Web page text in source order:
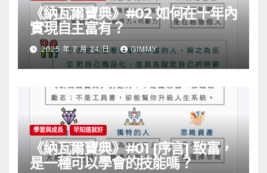
《納瓦爾寶典》#02 如何在十年內
實現自主富有？
2025 年 7 月 24 日 GIMMY
學習與成長 早知道就好
《納瓦爾寶典》#01 [序言] 致富，
是一種可以學會的技能嗎？